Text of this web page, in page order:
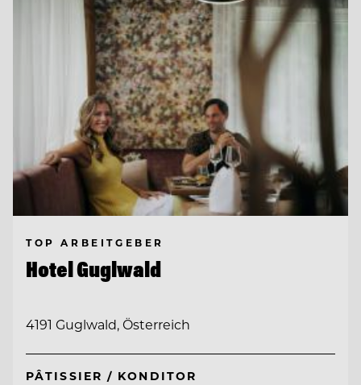
TOP ARBEITGEBER
Hotel Guglwald
4191 Guglwald, Österreich
PÂTISSIER / KONDITOR